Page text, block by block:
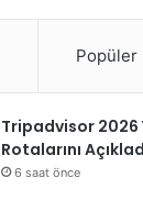
Popüler
Tripadvisor 2026
Rotalarını
6 saat önce